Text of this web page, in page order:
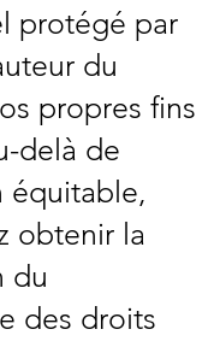
protégé par
du
propres fins
delà de
équitable,
obtenir la
du
des droits